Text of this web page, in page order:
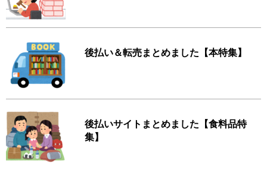
後払い＆転売まとめました【本特集】
後払いサイトまとめました【食料品特
集】